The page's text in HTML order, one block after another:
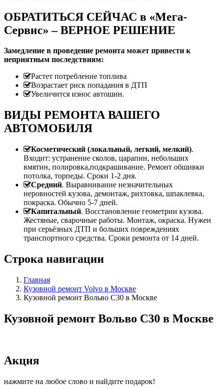
ОБРАТИТЬСЯ СЕЙЧАС в «Мега-
Сервис» – ВЕРНОЕ РЕШЕНИЕ
Замедление в проведение ремонта может привести к
неприятным последствиям:
Растет потребление топлива
Возрастает риск попадания в ДТП
Увеличится износ автошин.
ВИДЫ РЕМОНТА ВАШЕГО
АВТОМОБИЛЯ
Косметический (локальный, легкий, мелкий).
Входит: устранение сколов, царапин, небольших
вмятин, полировка,подкрашивание. Ремонт обшивки
потолка, торпеды. Сроки 1-2 дня.
Средний. Выравнивание незначительных
неровностей кузова, демонтаж, рихтовка, шпаклевка,
покраска. Обычно 5-7 дней.
Капитальный. Восстановление геометрии кузова.
Жестяные, сварочные работы. Монтаж, окраска. Нужен
при серьёзных ДТП и больших повреждениях
транспортного средства. Сроки ремонта от 14 дней.
Строка навигации
Главная
Кузовной ремонт Volvo в Москве
Кузовной ремонт Вольво C30 в Москве
Кузовной ремонт Вольво C30 в Москве
Акция
нажмите на любое слово и найдите подарок!